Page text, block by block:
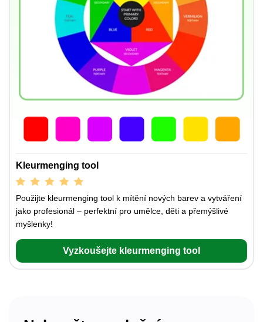
Kleurmenging tool
Použijte kleurmenging tool k mítění nových barev a vytváření
jako profesionál – perfektní pro umělce, děti a přemýšlivé
myšlenky!
Vyzkoušejte kleurmenging tool